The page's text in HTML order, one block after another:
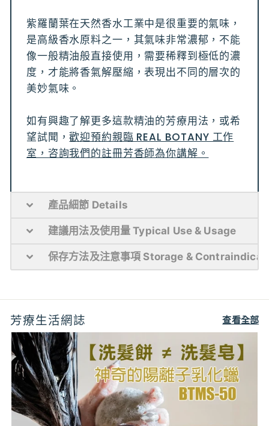
紫羅蘭葉在天然香水工業中是很重要的氣味，
是高級香水原料之一，其氣味非常濃郁，不能
像一般精油般直接使用，需要稀釋到極低的濃
度，才能將香氣解壓縮，表現出不同的層次的
美妙氣味。
如有興趣了解更多這款精油的芳療用法，或希
望試聞，歡迎預約親臨 REAL BOTANY 工作
室，咨詢我們的註冊芳香師為你講解。
產品細節 Details
建議用法及使用量 Typical Use & Usage
保存方法及注意事項 Storage &
芳療生活網誌 查看全部